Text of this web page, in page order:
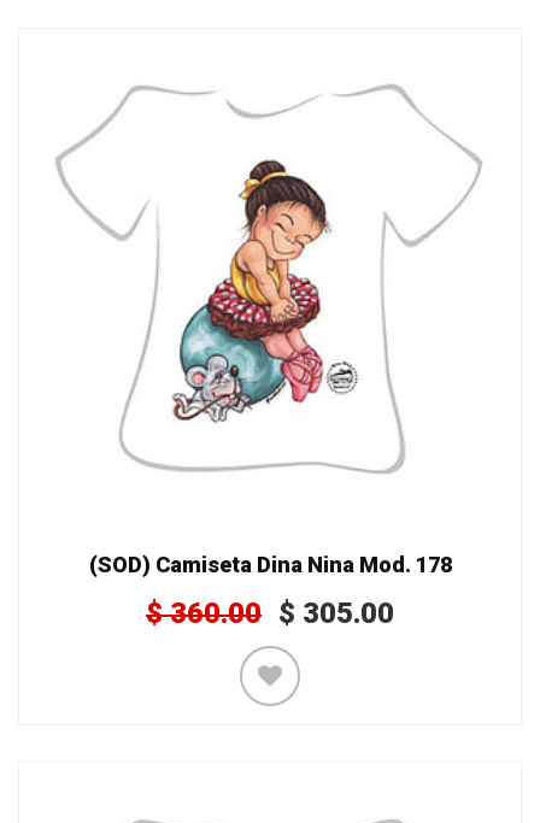
(SOD) Camiseta Dina Nina Mod. 178
$360.00 $ 305.00